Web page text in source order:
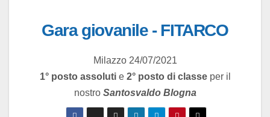
Gara giovanile - FITARCO
Milazzo 24/07/2021
1° posto assolutie 2° posto di classeper il
nostro Santosvaldo Blogna